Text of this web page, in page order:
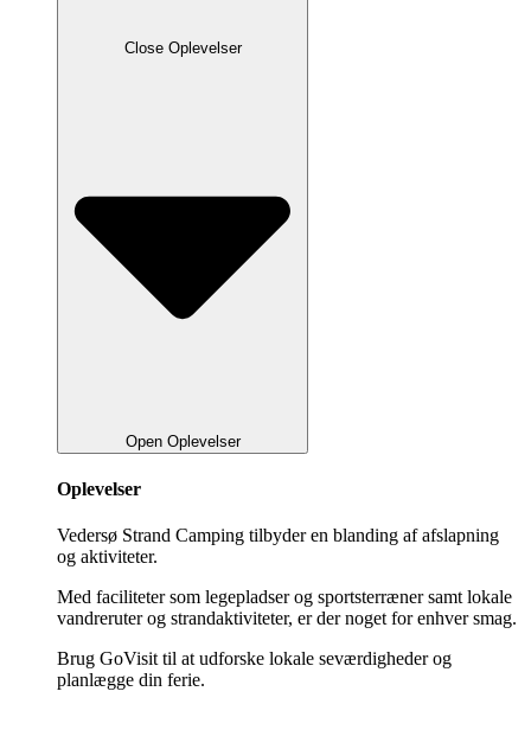
Close Oplevelser
Open Oplevelser
Oplevelser
Vedersø Strand Camping tilbyder en blanding af afslapning
og aktiviteter.
Med faciliteter som legepladser og sportsterræner samt lokale
vandreruter og strandaktiviteter, er der noget for enhver smag.
Brug GoVisit til at udforske lokale seværdigheder og
planlægge din ferie.